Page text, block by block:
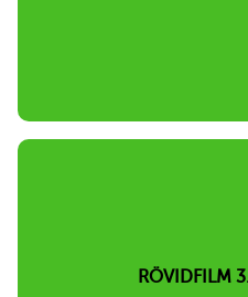
RÖVIDFILM